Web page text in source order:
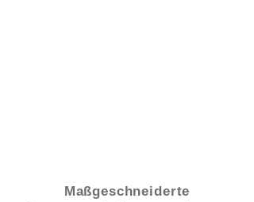
Maßgeschneiderte